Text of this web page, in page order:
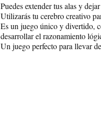
Puedes extender tus alas y
Utilizarás tu cerebro creativo
Es un juego único y divertido,
desarrollar el razonamiento
Un juego perfecto para llevar